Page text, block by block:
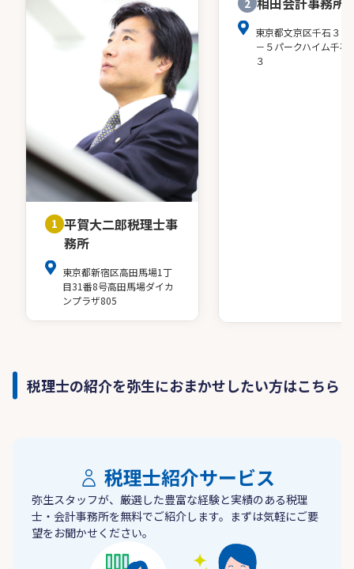
1 平賀大二郎税理士事
務所
東京都新宿区高田馬場1丁
目31番8号高田馬場ダイカ
ンプラザ805
東京都文京区千石３－
－５パークハイム千石
３
税理士の紹介を弥生におまかせしたい方はこちら
税理士紹介サービス
弥生スタッフが、厳選した豊富な経験と実績のある税理
士・会計事務所を無料でご紹介します。まずは気軽にご要
望をお聞かせください。